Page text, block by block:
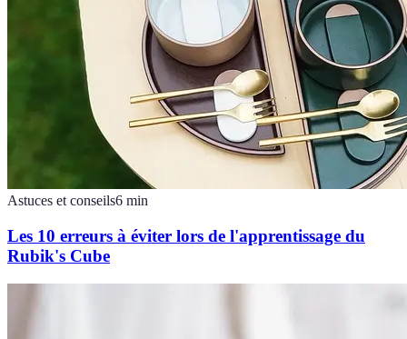
Astuces et conseils6 min
Les 10 erreurs à éviter lors de l'apprentissage du
Rubik's Cube